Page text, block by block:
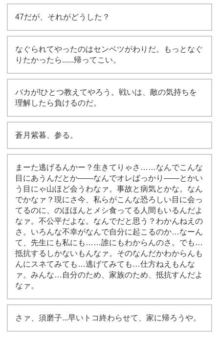
47だが、それがどうした？
なぐられてやったのはセンベツがわりだ。もっとなぐ
りたかったら......帰ってこい。
バカが!ひとつ教えてやろう。戦いは、敵の気持ちを
理解したら負けるのだ。
蒼月紫暮、参る。
まーた逃げるんかー？生きてりゃさ……なんでこんな
目にあうんだとか――なんでオレばっかり――とかい
う目にゃ山ほど会うわなァ。事故と病気とかな。なん
でかなァ？現にさ今、私らがこんな恐ろしい目に会っ
てるのに、のほほんとメシ食ってる人間もいるんだよ
なァ。不公平だよな。なんでだと思う？わかんねえの
さ。いろんな不幸がなんで自分に起こるのか…なーん
て、先生にも私にも……誰にもわからんのさ。でも…
抵抗するしかないもんなァ。そのなんだかわからんも
んにスネてみても…逃げてみても…仕方ねえもんな
ァ。みんな…自分のため、家族のため、抵抗すんだよ
なァ。
さァ、須磨子...早いトコ終わらせて、家に帰ろうや。